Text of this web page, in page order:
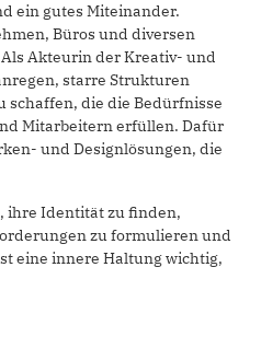
ein gutes Miteinander.
Büros und diversen
Akteurin der Kreativ- und
starre Strukturen
schaffen, die die Bedürfnisse
Mitarbeitern erfüllen. Dafür
und Designlösungen, die
ihre Identität zu finden,
zu formulieren und
eine innere Haltung wichtig,